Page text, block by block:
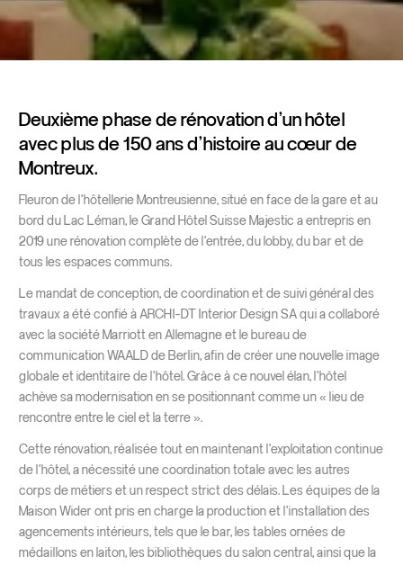
Deuxième phase de rénovation d’un hôtel
avec plus de 150 ans d’histoire au cœur de
Montreux.
Fleuron de l’hôtellerie Montreusienne, situé en face de la gare et au
bord du Lac Léman, le Grand Hôtel Suisse Majestic a entrepris en
2019 une rénovation complète de l’entrée, du lobby, du bar et de
tous les espaces communs.
Le mandat de conception, de coordination et de suivi général des
travaux a été confié à ARCHI-DT Interior Design SA qui a collaboré
avec la société Marriott en Allemagne et le bureau de
communication WAALD de Berlin, afin de créer une nouvelle image
globale et identitaire de l’hôtel. Grâce à ce nouvel élan, l’hôtel
achève sa modernisation en se positionnant comme un « lieu de
rencontre entre le ciel et la terre ».
Cette rénovation, réalisée tout en maintenant l’exploitation continue
de l’hôtel, a nécessité une coordination totale avec les autres
corps de métiers et un respect strict des délais. Les équipes de la
Maison Wider ont pris en charge la production et l’installation des
agencements intérieurs, tels que le bar, les tables ornées de
médaillons en laiton, les bibliothèques du salon central, ainsi que la